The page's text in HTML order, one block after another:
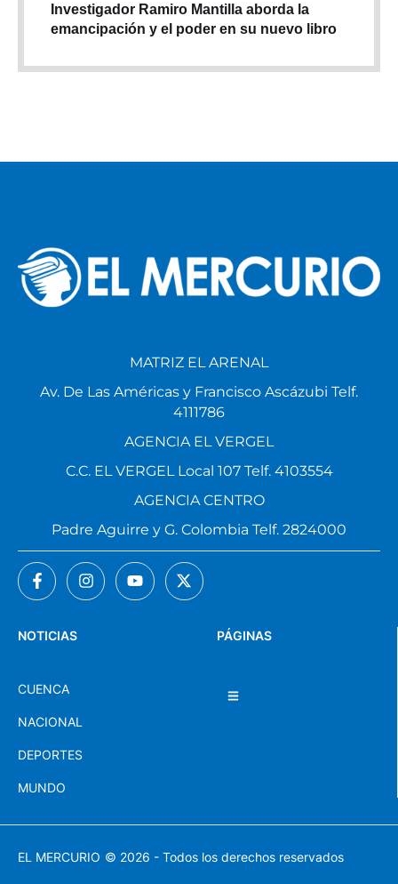
Investigador Ramiro Mantilla aborda la
emancipación y el poder en su nuevo libro
PÁGINAS
NOTICIAS
CUENCA
NACIONAL
DEPORTES
MUNDO
MATRIZ EL ARENAL
Av. De Las Américas y Francisco Ascázubi Telf.
4111786
AGENCIA EL VERGEL
C.C. EL VERGEL Local 107 Telf. 4103554
AGENCIA CENTRO
Padre Aguirre y G. Colombia Telf. 2824000
EL MERCURIO © 2026 - Todos los derechos reservados